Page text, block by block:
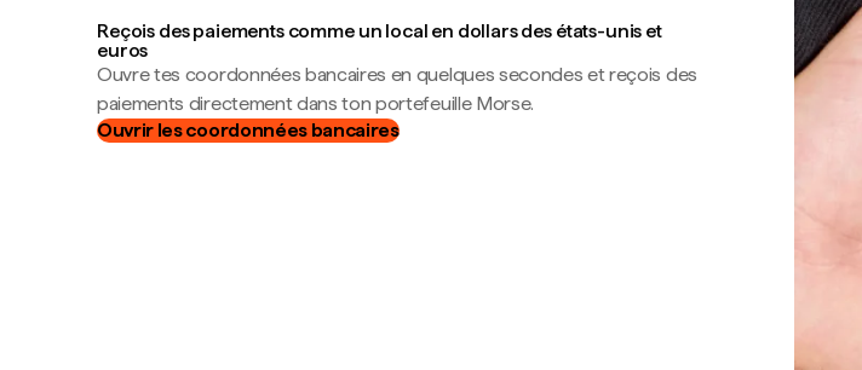
Reçois des paiements comme un local en dollars des états-unis et
euros
Ouvre tes coordonnées bancaires en quelques secondes et reçois des
paiements directement dans ton portefeuille Morse.
Ouvrir les coordonnées bancaires